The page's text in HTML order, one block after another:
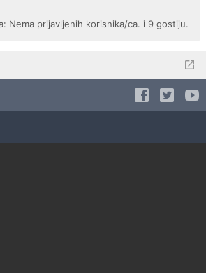
Nema prijavljenih korisnika/ca. i 9 gostiju.